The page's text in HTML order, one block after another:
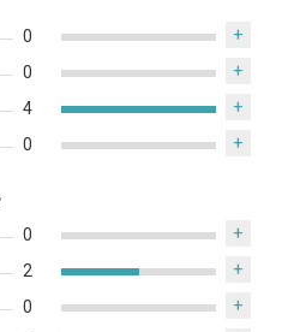
0 +
0 +
4 +
0 +
0 +
2 +
0 +